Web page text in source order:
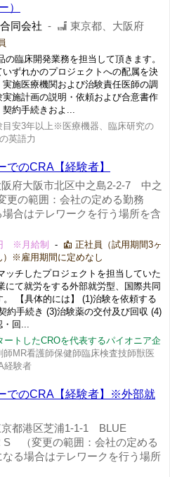
）
同会社 - 東京都、大阪府
臨床開発業務を担当して頂きます。
ずれかのプロジェクトへの配属を決
施医療機関および治験責任医師の調
施計画の説明・依頼および合意書作
約手続きおよ...
目安3年以上※医療機器、臨床研究の
英語力
でのCRA【経験者】
阪府大阪市北区中之島2-2-7 中之
の範囲：会社の定める勤務
合はテレワークを行う場所を含
※月給制 -
正社員（試用期間3ヶ
）※雇用期間に定めなし
ッチしたプロジェクトを担当していた
にて就労をする外部就労型、国際共同
【具体的には】 (1)治験を依頼する
約手続き (3)治験薬の交付及び回収 (4)
回...
ートしたCROを代表するパイオニア企
師MR看護師保健師臨床検査技師獣医
経験者
でのCRA【経験者】※外部就
京都港区芝浦1-1-1 BLUE
S （変更の範囲：会社の定める
る場合はテレワークを行う場所